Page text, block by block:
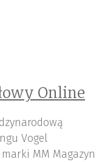
Online
Vogel
MM Magazyn